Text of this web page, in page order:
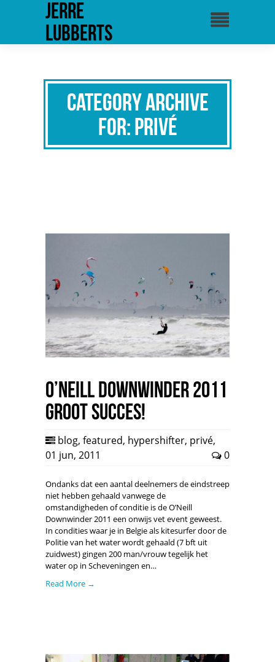
Jerre
Lubberts
Category Archive
for: privé
O’Neill Downwinder 2011
groot succes!
blog, featured, hypershifter, privé,
01 jun, 2011
0
Ondanks dat een aantal deelnemers de eindstreep
niet hebben gehaald vanwege de
omstandigheden of conditie is de O’Neill
Downwinder 2011 een onwijs vet event geweest.
In condities waar je in Belgie als kitesurfer door de
Politie van het water wordt gehaald (7 bft uit
zuidwest) gingen 200 man/vrouw tegelijk het
water op in Scheveningen en…
Read More →